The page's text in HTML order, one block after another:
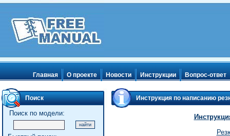
Главная О проекте Новости Инструкции Вопрос-ответ
Поиск
Поиск по модели:
Инструкция по написанию